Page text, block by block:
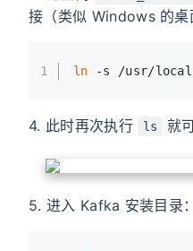
接（类似 Windows 的桌
1 ln -s /usr/
4. 此时再次执行 ls 就
5. 进入 Kafka 安装目录：